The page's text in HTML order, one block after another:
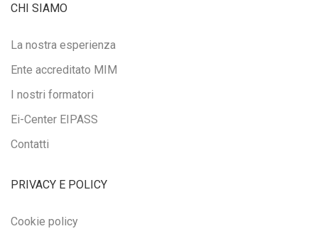
CHI SIAMO
La nostra esperienza
Ente accreditato MIM
I nostri formatori
Ei-Center EIPASS
Contatti
PRIVACY E POLICY
Cookie policy